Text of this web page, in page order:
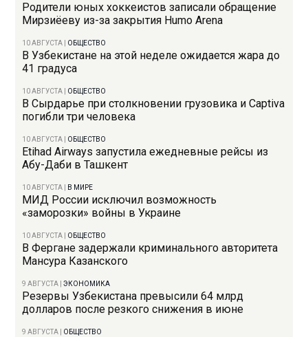
Родители юных хоккеистов записали обращение
Мирзиёеву из-за закрытия Humo Arena
10 АВГУСТА ОБЩЕСТВО
В Узбекистане на этой неделе ожидается жара до
41 градуса
10 АВГУСТА ОБЩЕСТВО
В Сырдарье при столкновении грузовика и Captiva
погибли три человека
10 АВГУСТА ОБЩЕСТВО
Etihad Airways запустила ежедневные рейсы из
Абу-Даби в Ташкент
10 АВГУСТА В МИРЕ
МИД России исключил возможность
«заморозки» войны в Украине
10 АВГУСТА ОБЩЕСТВО
В Фергане задержали криминального авторитета
Мансура Казанского
9 АВГУСТА |ЭКОНОМИКА
Резервы Узбекистана превысили 64 млрд
долларов после резкого снижения в июне
9 АВГУСТА ОБЩЕСТВО